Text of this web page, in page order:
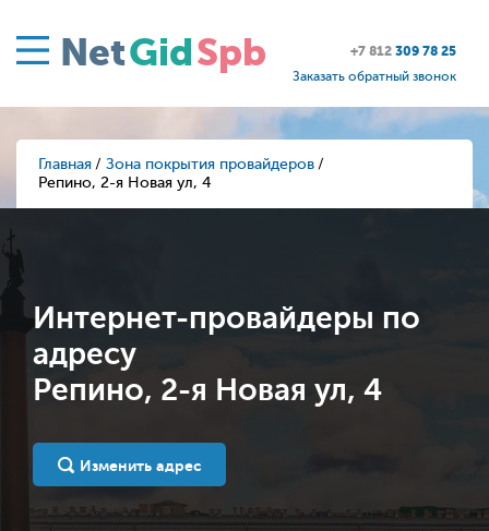
NetGidSpb +7 812 309 78 25
Заказать обратный звонок
Главная
Зона покрытия провайдеров
Репино, 2-я Новая ул, 4
Интернет-провайдеры по
адресу
Репино, 2-я Новая ул, 4
Изменить адрес